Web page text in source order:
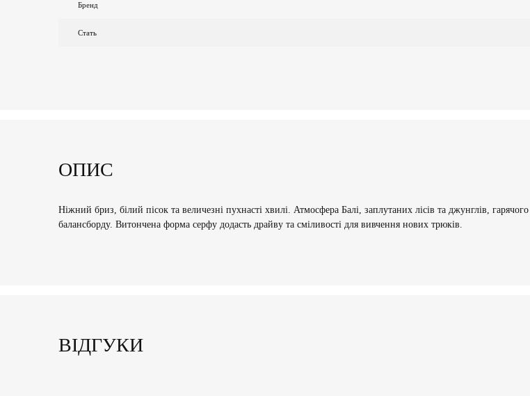
Бренд
Стать
ОПИС
Ніжний бриз, білий пісок та величезні пухнасті хвилі. Атмосфера Балі, заплутаних лісів та джунглів,
балансборду. Витончена форма серфу додасть драйву та сміливості для вивчення нових трюків.
ВІДГУКИ